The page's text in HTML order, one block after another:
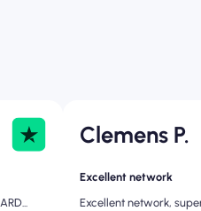
Clemens P.
Excellent network
Excellent network,